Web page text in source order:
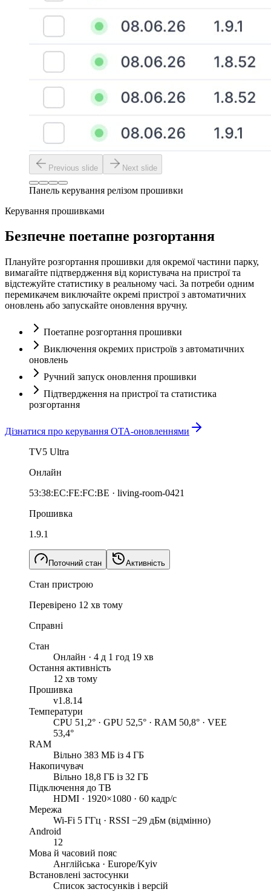
Previous slide Next slide
Панель керування релізом прошивки
Керування прошивками
Безпечне поетапне розгортання
Плануйте розгортання прошивки для окремої частини парку,
вимагайте підтвердження від користувача на пристрої та
відстежуйте статистику в реальному часі. За потреби одним
перемикачем виключайте окремі пристрої з автоматичних
оновлень або запускайте оновлення вручну.
Поетапне розгортання прошивки
Виключення окремих пристроїв з автоматичних
оновлень
Ручний запуск оновлення прошивки
Підтвердження на пристрої та статистика
розгортання
Дізнатися про керування OTA-оновленнями
TV5 Ultra
Онлайн
53:38:EC:FE:FC:BE · living-room-0421
Прошивка
1.9.1
Поточний стан Активність
Стан пристрою
Перевірено 12 хв тому
Справні
Стан
Онлайн · 4 д 1 год 19 хв
Остання активність
12 хв тому
Прошивка
v1.8.14
Температури
CPU 51,2° · GPU 52,5° · RAM 50,8° · VEE
53,4°
RAM
Вільно 383 МБ із 4 ГБ
Накопичувач
Вільно 18,8 ГБ із 32 ГБ
Підключення до ТВ
HDMI · 1920×1080 · 60 кадр/с
Мережа
Wi-Fi 5 ГГц · RSSI −29 дБм (відмінно)
Android
12
Мова й часовий пояс
Англійська · Europe/Kyiv
Встановлені застосунки
Список застосунків і версій